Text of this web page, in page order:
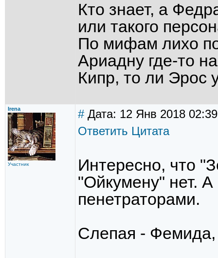
Кто знает, а
или такого
По мифам лихо
Ариадну где-то
Кипр, то ли Эрос
Irena
Участник
#Дата: 12 Янв 2018 02:39
Ответить Цитата
Интересно, что
"Ойкумену" нет. А
пенетраторами.
Слепая -